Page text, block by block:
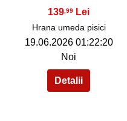
139 ,99
Hrana umeda pisici
19.06.2026 01:22:20
Noi